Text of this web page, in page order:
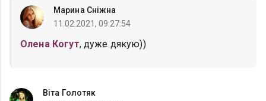
Марина Сніжна
11.02.2021, 09:27:54
Олена Когут, дуже дякую))
Віта Голотяк